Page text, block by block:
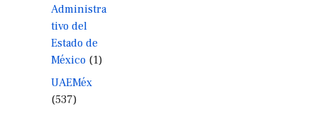
Administra
tivo del
Estado de
México (1)
UAEMéx
(537)